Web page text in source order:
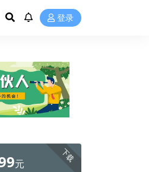
登录
下载
元